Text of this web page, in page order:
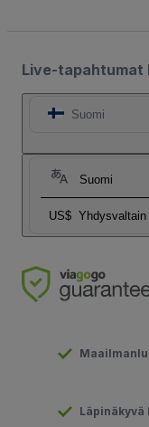
Live-tapahtumat
Suomi
Suomi
US$ Yhdysvaltain
Läpinäkyvä